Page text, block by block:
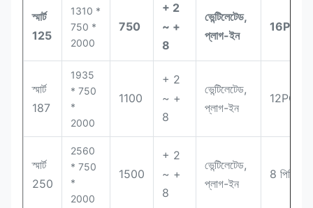
স্মার্ট
125
1310 *
750 *
2000
750
+ 2
~ +
8
ভেন্টিলেটেড,
প্লাগ-ইন
16PCS
স্মার্ট
187
1935
* 750
*
2000
1100
+ 2
~ +
8
ভেন্টিলেটেড,
প্লাগ-ইন
12PCS
স্মার্ট
250
2560
* 750
*
2000
1500
+ 2
~ +
8
ভেন্টিলেটেড,
প্লাগ-ইন
8 পিসি